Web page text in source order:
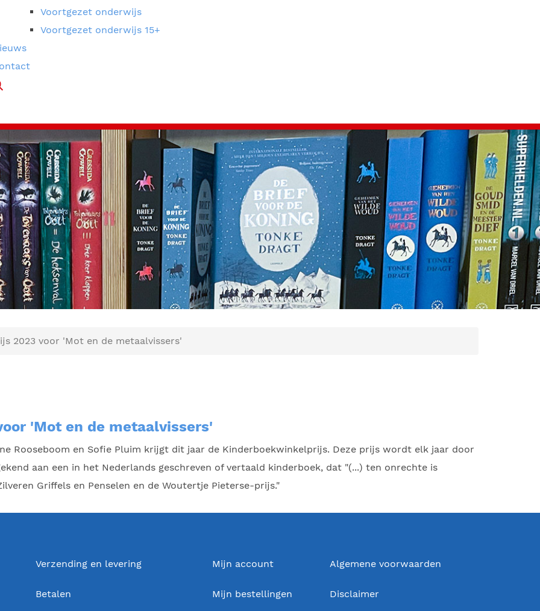
Voortgezet onderwijs
Voortgezet onderwijs 15+
2023 voor 'Mot en de metaalvissers'
'Mot en de metaalvissers'
Rooseboom en Sofie Pluim krijgt dit jaar de Kinderboekwinkelprijs. Deze prijs wordt elk jaar door
aan een in het Nederlands geschreven of vertaald kinderboek, dat "(...) ten onrechte is
Griffels en Penselen en de Woutertje Pieterse-prijs."
Verzending en levering
Betalen
Mijn account
Mijn bestellingen
Algemene voorwaarden
Disclaimer